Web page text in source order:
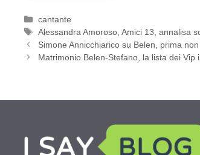
Categorie
cantante
Tag
Alessandra Amoroso ,Amici 13 ,annalisa
Simone Annicchiarico su Belen, prima
Matrimonio Belen-Stefano, la lista dei Vip